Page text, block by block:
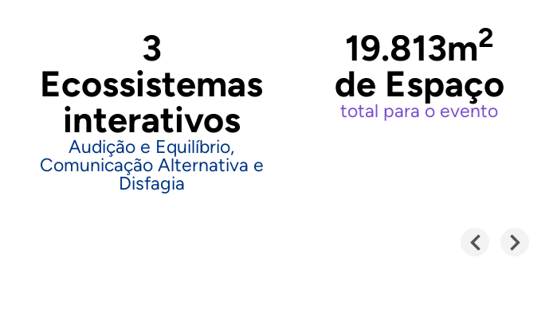
3
Ecossistemas
interativos
Audição e Equilíbrio,
Comunicação Alternativa e
Disfagia
19.813m2
de Espaço
total para o evento